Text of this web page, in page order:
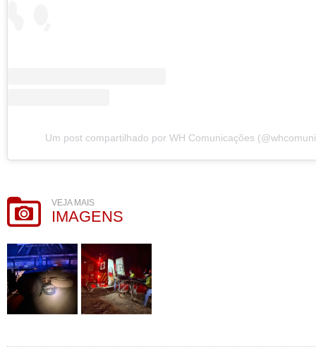
Um post compartilhado por WH Comunicações
VEJA MAIS
IMAGENS